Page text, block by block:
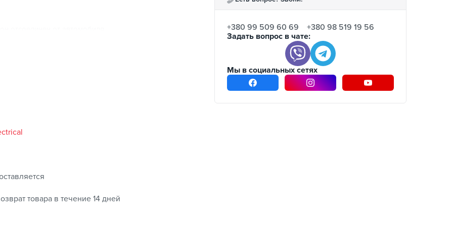
мм;
товара в течение 14 дней
+380 99 509 60 69
+380 98 519 19 56
Задать вопрос в чате:
Мы в социальных сетях